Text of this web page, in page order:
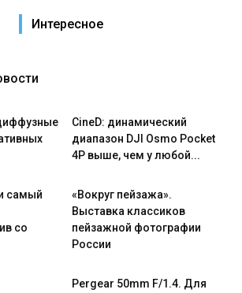
Интересное
CineD: динамический
диапазон DJI Osmo Pocket
4P выше, чем у любой...
самый
со
«Вокруг пейзажа».
Выставка классиков
пейзажной фотографии
России
Pergear 50mm F/1.4. Для